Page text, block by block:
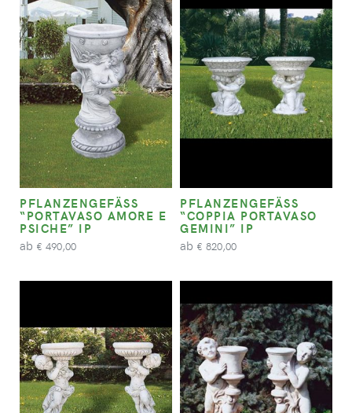
PFLANZENGEFÄSS “
PORTAVASO AMORE E P
SICHE” IP
ab € 490,00
PFLANZENGEFÄSS “
COPPIA PORTAVASO G
EMINI” IP
ab € 820,00